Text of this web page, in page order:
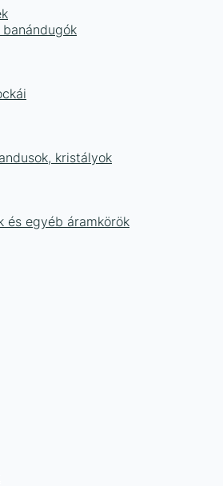
kristályok
és egyéb áramkörök